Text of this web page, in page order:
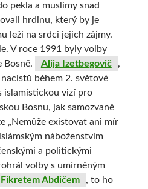
pekla a muslimy snad
hrdinu, který by je
leží na srdci jejich zájmy.
V roce 1991 byly volby
Bosně.
Alija Izetbegovič
,
během 2. světové
islamistickou vizí pro
Bosnu, jak samozvaně
„Nemůže existovat ani mír
náboženstvím
a politickými
volby s umírněným
Fikretem Abdičem
, to ho